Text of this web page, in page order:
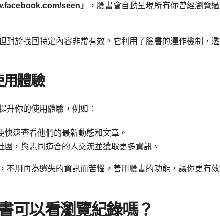
seen」
，臉書會自動呈現所有你曾經瀏覽
對於找回特定內容非常有效。它利用了臉書的運作機制，
體驗
升你的使用體驗，例如：
快速查看他們的最新動態和文章。
，與志同道合的人交流並獲取更多資訊。
不用再為遺失的資訊而苦惱。善用臉書的功能，讓你更有
可以看瀏覽紀錄嗎？